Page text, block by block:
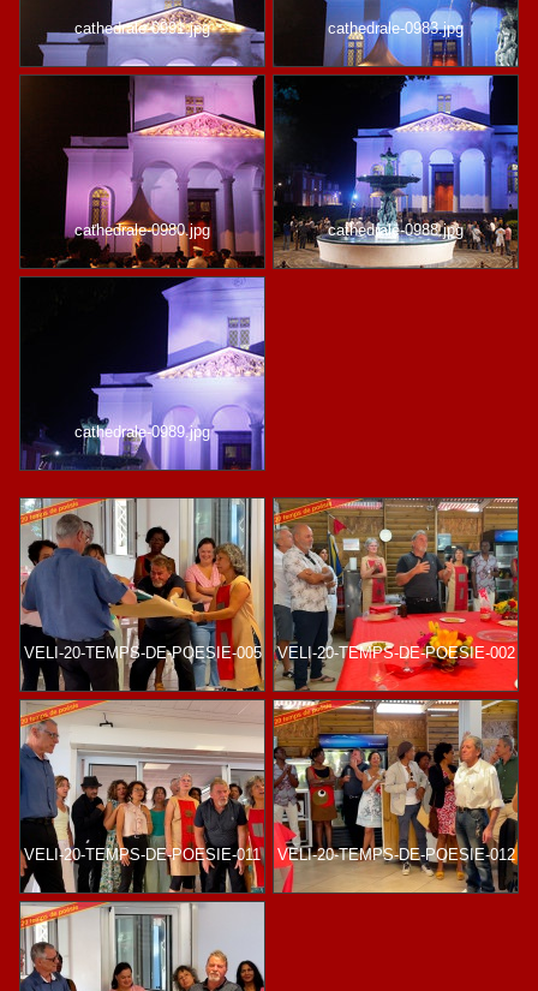
cathedrale-0991.jpg cathedrale-0983.jpg
cathedrale-0980.jpg cathedrale-0988.jpg
cathedrale-0989.jpg
VELI-20-TEMPS-DE-POESIE-005 VELI-20-TEMPS-DE-POESIE-002
VELI-20-TEMPS-DE-POESIE-011 VELI-20-TEMPS-DE-POESIE-012